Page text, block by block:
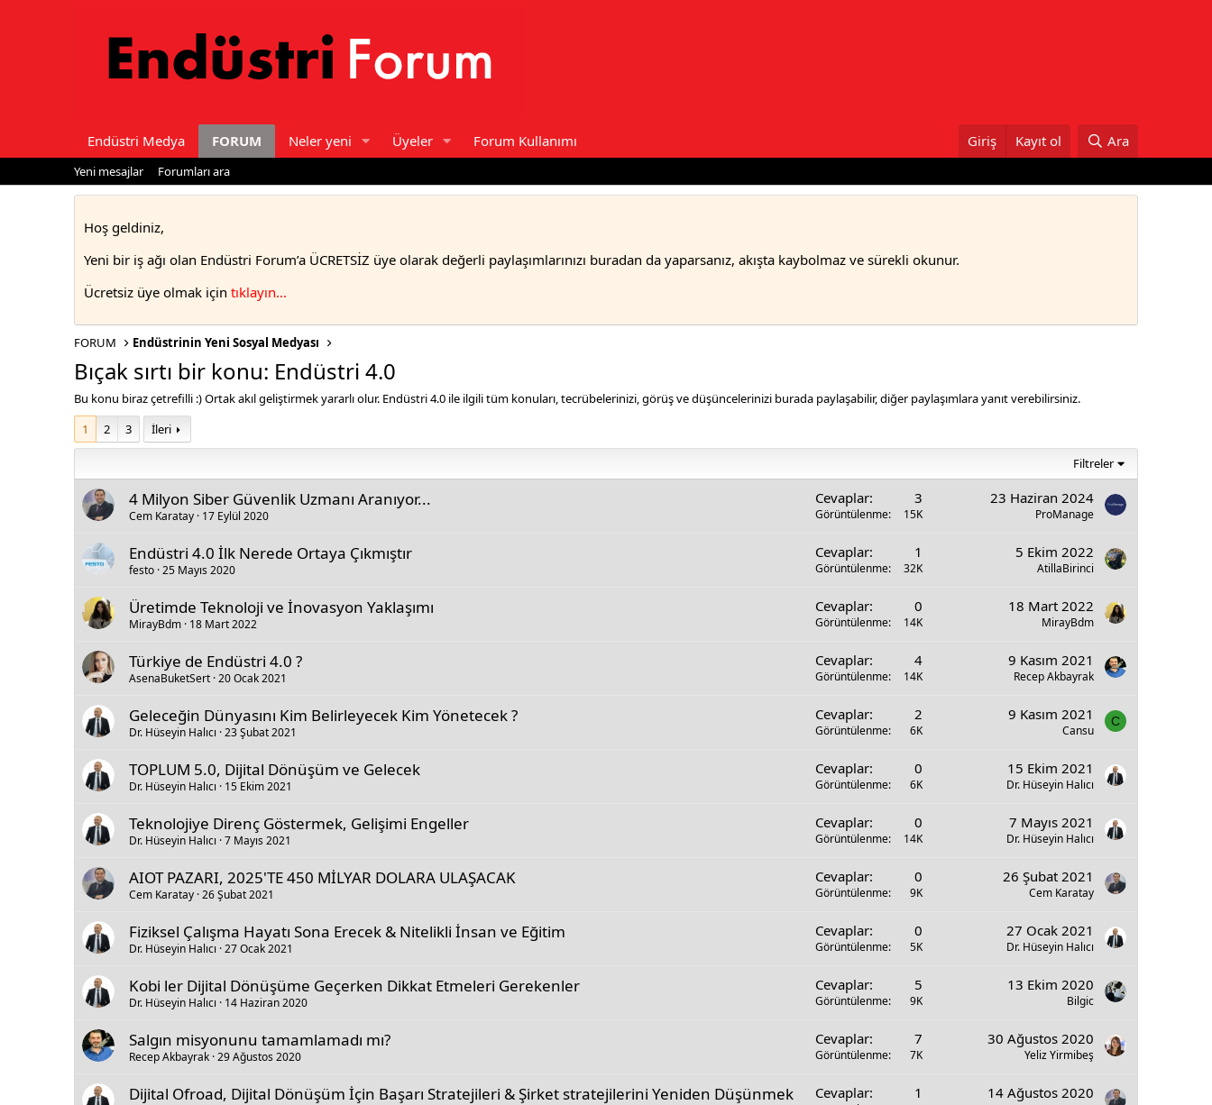
Endüstri Medya FORUM Neler yeni Üyeler Forum Kullanımı Giriş Kayıt ol Ara
Yeni mesajlar Forumları ara
Hoş geldiniz,
Yeni bir iş ağı olan Endüstri Forum’a ÜCRETSİZ üye olarak değerli paylaşımlarınızı buradan da yaparsanız, akışta kaybolmaz ve sürekli okunur.
Ücretsiz üye olmak için tıklayın...
FORUM Endüstrinin Yeni Sosyal Medyası
Bıçak sırtı bir konu: Endüstri 4.0
Bu konu biraz çetrefilli :) Ortak akıl geliştirmek yararlı olur. Endüstri 4.0 ile ilgili tüm konuları, tecrübelerinizi, görüş ve düşüncelerinizi burada paylaşabilir, diğer paylaşımlara yanıt verebilirsiniz.
1
2 3 İleri
Filtreler
4 Milyon Siber Güvenlik Uzmanı Aranıyor...
Cem Karatay 17 Eylül 2020
Cevaplar 3
Görüntülenme 15K
23 Haziran 2024
ProManage
Endüstri 4.0 İlk Nerede Ortaya Çıkmıştır
festo 25 Mayıs 2020
Cevaplar 1
Görüntülenme 32K
5 Ekim 2022
AtillaBirinci
Üretimde Teknoloji ve İnovasyon Yaklaşımı
MirayBdm 18 Mart 2022
Cevaplar 0
Görüntülenme 14K
18 Mart 2022
MirayBdm
Türkiye de Endüstri 4.0 ?
AsenaBuketSert 20 Ocak 2021
Cevaplar 4
Görüntülenme 14K
9 Kasım 2021
Recep Akbayrak
Geleceğin Dünyasını Kim Belirleyecek Kim Yönetecek ?
Dr. Hüseyin Halıcı 23 Şubat 2021
Cevaplar 2
Görüntülenme 6K
9 Kasım 2021
Cansu
C
TOPLUM 5.0, Dijital Dönüşüm ve Gelecek
Dr. Hüseyin Halıcı 15 Ekim 2021
Cevaplar 0
Görüntülenme 6K
15 Ekim 2021
Dr. Hüseyin Halıcı
Teknolojiye Direnç Göstermek, Gelişimi Engeller
Dr. Hüseyin Halıcı 7 Mayıs 2021
Cevaplar 0
Görüntülenme 14K
7 Mayıs 2021
Dr. Hüseyin Halıcı
AIOT PAZARI, 2025'TE 450 MİLYAR DOLARA ULAŞACAK
Cem Karatay 26 Şubat 2021
Cevaplar 0
Görüntülenme 9K
26 Şubat 2021
Cem Karatay
Fiziksel Çalışma Hayatı Sona Erecek & Nitelikli İnsan ve Eğitim
Dr. Hüseyin Halıcı 27 Ocak 2021
Cevaplar 0
Görüntülenme 5K
27 Ocak 2021
Dr. Hüseyin Halıcı
Kobi ler Dijital Dönüşüme Geçerken Dikkat Etmeleri Gerekenler
Dr. Hüseyin Halıcı 14 Haziran 2020
Cevaplar 5
Görüntülenme 9K
13 Ekim 2020
Bilgic
Salgın misyonunu tamamlamadı mı?
Recep Akbayrak 29 Ağustos 2020
Cevaplar 7
Görüntülenme 7K
30 Ağustos 2020
Yeliz Yirmibeş
Dijital Ofroad, Dijital Dönüşüm İçin Başarı Stratejileri & Şirket stratejilerini Yeniden Düşünmek Cevaplar 1 14 Ağustos 2020